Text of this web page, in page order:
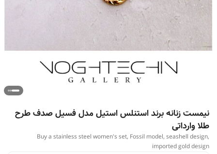
نیمست زنانه برند استنلس استیل مدل فسیل صدف طرح
طلا وارداتی
Buy a stainless steel women's set, Fossil model, seashell design,
imported gold design